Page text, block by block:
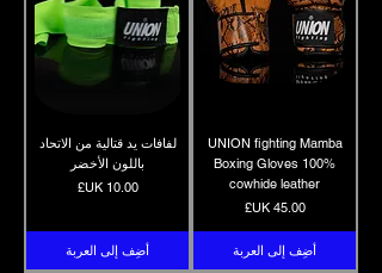
UNION fighting Mamba
Boxing Gloves 100%
cowhide leather
السعر‏45.00 UK£
أضِف إلى العربة
لفافات يد قتالية من الاتحاد
باللون الأخضر
السعر‏10.00 UK£
أضِف إلى العربة